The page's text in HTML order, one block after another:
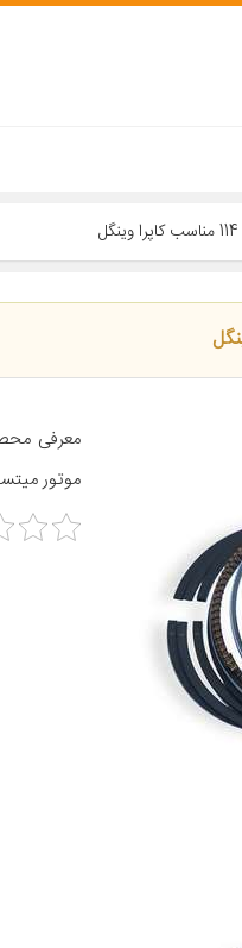
معرفی
موتور